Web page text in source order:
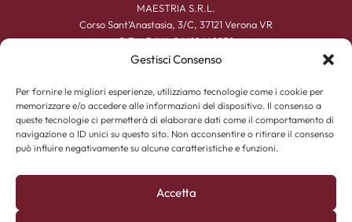
Gestisci Consenso
Per fornire le migliori esperienze, utilizziamo tecnologie come i cookie per
memorizzare e/o accedere alle informazioni del dispositivo. Il consenso a
queste tecnologie ci permetterà di elaborare dati come il comportamento di
navigazione o ID unici su questo sito. Non acconsentire o ritirare il consenso
può influire negativamente su alcune caratteristiche e funzioni.
Accetta
MAESTRIA S.R.L.
Corso Sant’Anastasia, 3/C, 37121 Verona VR
C.F. e P.IVA 04410660239
+39 045 590167
UOMO
DONNA
ACCESSORI
ESPERIENZA ARTIGIANA
CONTATTI